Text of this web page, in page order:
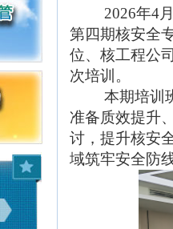
2026年4
第四期核安全
位、核工程公
次培训。
本期培训
准备质效提升
讨，提升核安
域筑牢安全防